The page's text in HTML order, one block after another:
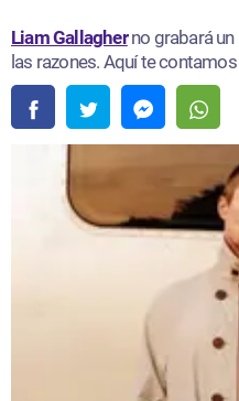
Liam Gallagherno grabará un
las razones. Aquí te